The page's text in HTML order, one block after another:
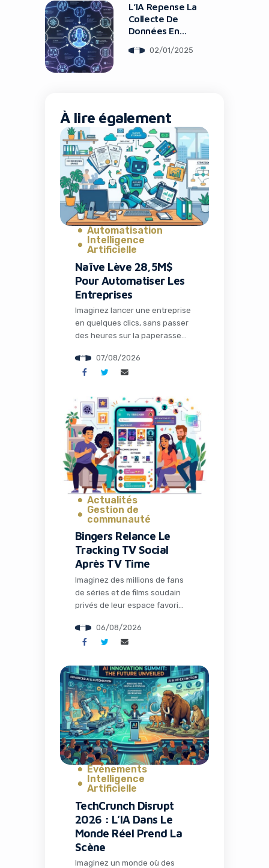
L’IA Repense La
Collecte De
Données En
02/01/2025
À lire également
Automatisation
Intelligence
Artificielle
Naïve Lève 28,5M$
Pour Automatiser Les
Entreprises
Imaginez lancer une entreprise
en quelques clics, sans passer
des heures sur la paperasse
des outils ou la recherche de
solutions techniques. C’est
Naïve, une startup qui vient de
lever 28,5 millions de dollars
pour transformer radicalement
la façon dont les entrepreneurs
et les développeurs lancent et
gèrent […]
07/08/2026
Actualités
Gestion de
communauté
Bingers Relance Le
Tracking TV Social
Après TV Time
Imaginez des millions de fans
de séries et de films soudain
privés de leur espace favori
partager memes et suivre leurs
visionnages en communauté.
passé avec la fermeture de TV
Time, une application culte qui
avait conquis plus de 26
millions d’installations. Mais
l’histoire ne s’arrête pas […]
06/08/2026
Événements
Intelligence
Artificielle
TechCrunch Disrupt
2026 : L’IA Dans Le
Monde Réel Prend La
Scène
Imaginez un monde où des
Yes, I will turn off Ad-Blocker
No Thanks